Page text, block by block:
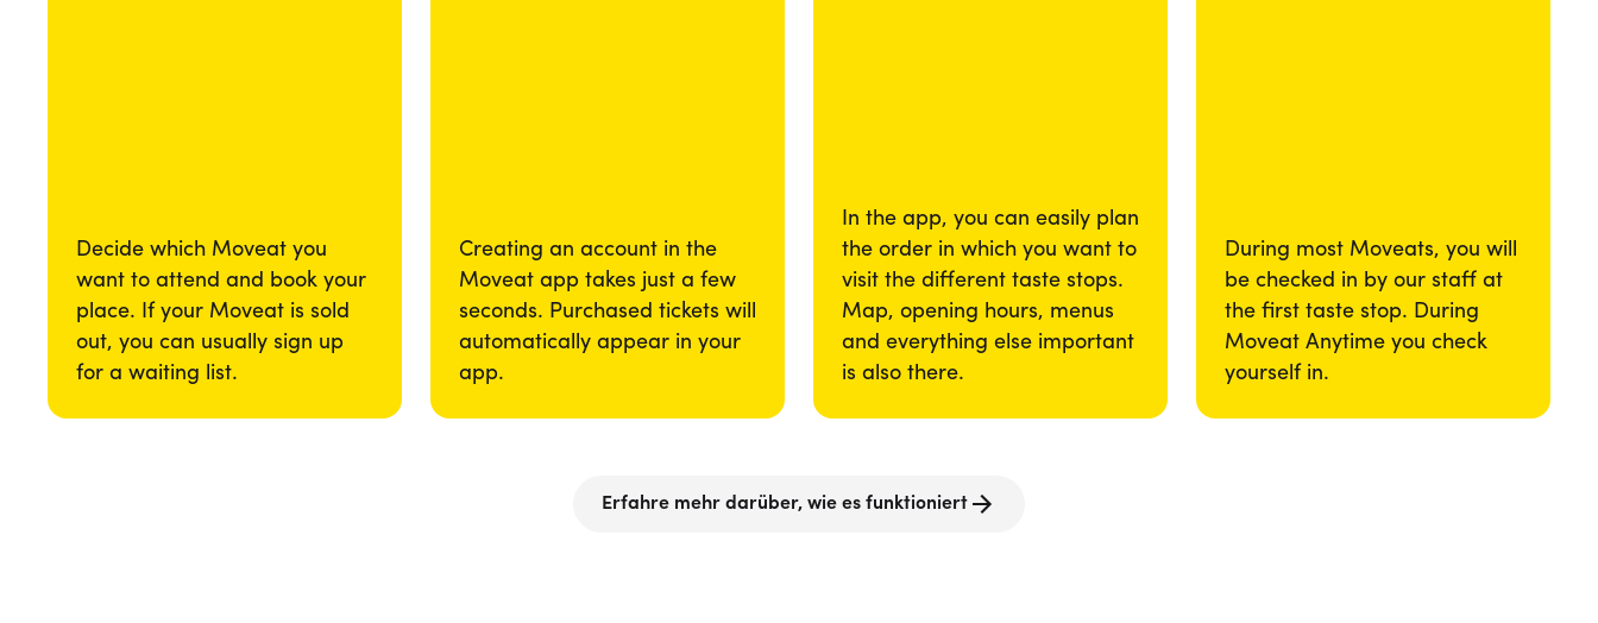
Decide which Moveat you
want to attend and book your
place. If your Moveat is sold
out, you can usually sign up
for a waiting list.
Creating an account in the
Moveat app takes just a few
seconds. Purchased tickets will
automatically appear in your
app.
In the app, you can easily plan
the order in which you want to
visit the different taste stops.
Map, opening hours, menus
and everything else important
is also there.
During most Moveats, you will
be checked in by our staff at
the first taste stop. During
Moveat Anytime you check
yourself in.
Erfahre mehr darüber, wie es funktioniert